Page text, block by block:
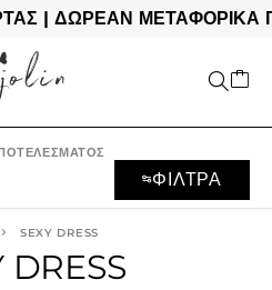
| ΔΩΡΕΑΝ ΜΕΤΑΦΟΡΙΚΑ
ΦΙΛΤΡΑ
DRESS
SEXY DRESS